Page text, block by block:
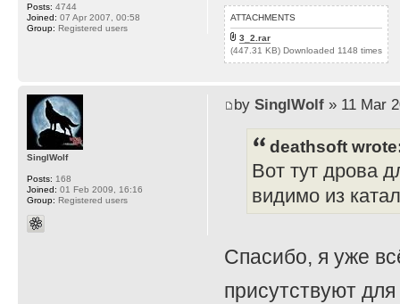
ATTACHMENTS
3_2.rar
(447.31 KB) Downloaded 1148 times
Posts: 4744
Joined: 07 Apr 2007, 00:58
Group: Registered users
by SinglWolf» 11 Mar
deathsoft
Вот тут дрова
видимо из
Спасибо, я уже
присутствуют
SinglWolf
Posts: 168
Joined: 01 Feb 2009, 16:16
Group: Registered users